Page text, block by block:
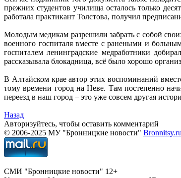
прежних студентов училища осталось только
работала практикант Толстова, получил
Молодым медикам разрешили забрать с собой
военного госпиталя вместе с ранеными и
госпиталем ленинградские медработники
рассказывала блокадница, всё было хорошо
В Алтайском крае автор этих воспоминаний
тому времени город на Неве. Там постепенно
переезд в наш город – это уже совсем другая
Назад
Авторизуйтесь, чтобы оставить комментарий
© 2006-2025 МУ "Бронницкие новости" Bronnitsy.ru
СМИ "Бронницкие новости" 12+